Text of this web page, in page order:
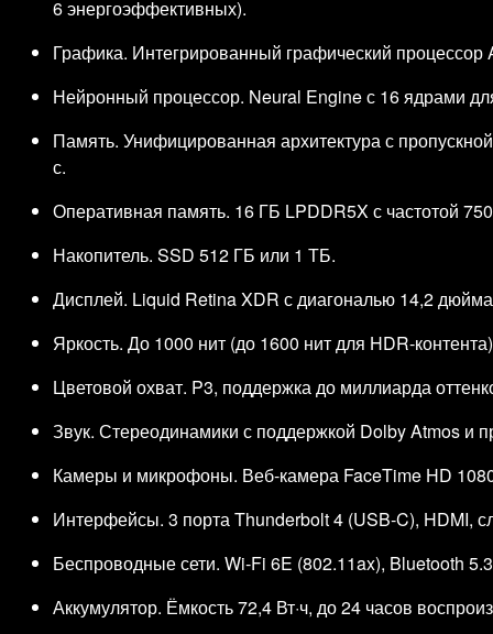
6 энергоэффективных).
Графика. Интегрированный графический
Нейронный процессор. Neural Engine с 16 ядрами
Память. Унифицированная архитектура с
с.
Оперативная память. 16 ГБ LPDDR5X с частотой
Накопитель. SSD 512 ГБ или 1 ТБ.
Дисплей. Liquid Retina XDR с диагональю 14,2
Яркость. До 1000 нит (до 1600 нит для
Цветовой охват. P3, поддержка до миллиарда
Звук. Стереодинамики с поддержкой Dolby Atmos и
Камеры и микрофоны. Веб‑камера FaceTime HD
Интерфейсы. 3 порта Thunderbolt 4 (USB‑C), HDMI,
Беспроводные сети. Wi‑Fi 6E (802.11ax), Bluetooth
Аккумулятор. Ёмкость 72,4 Вт·ч, до 24 часов